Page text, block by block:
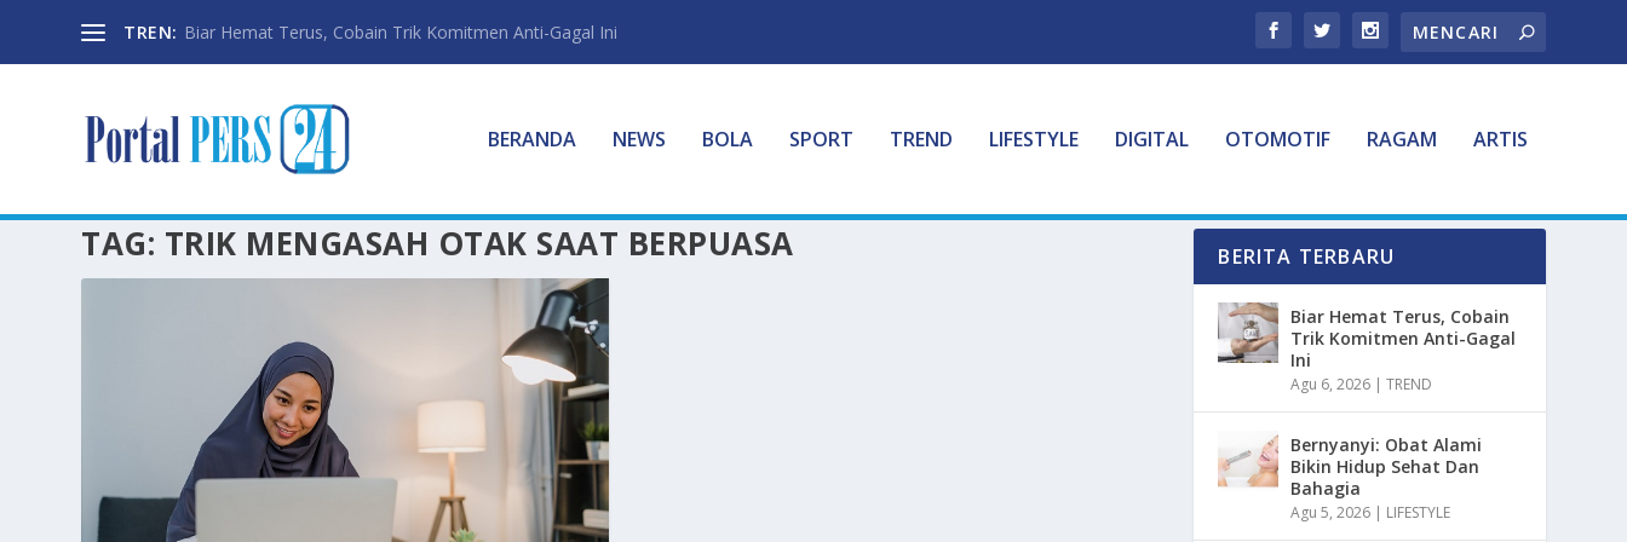
TREN: Biar Hemat Terus, Cobain Trik Komitmen Anti-Gagal Ini
BERANDA NEWS BOLA SPORT TREND LIFESTYLE DIGITAL OTOMOTIF RAGAM ARTIS
TAG: TRIK MENGASAH OTAK SAAT BERPUASA BERITA TERBARU
Biar Hemat Terus, Cobain
Trik Komitmen Anti-Gagal
Ini
Agu 6, 2026 |TREND
Bernyanyi: Obat Alami
Bikin Hidup Sehat Dan
Bahagia
Agu 5, 2026 | LIFESTYLE